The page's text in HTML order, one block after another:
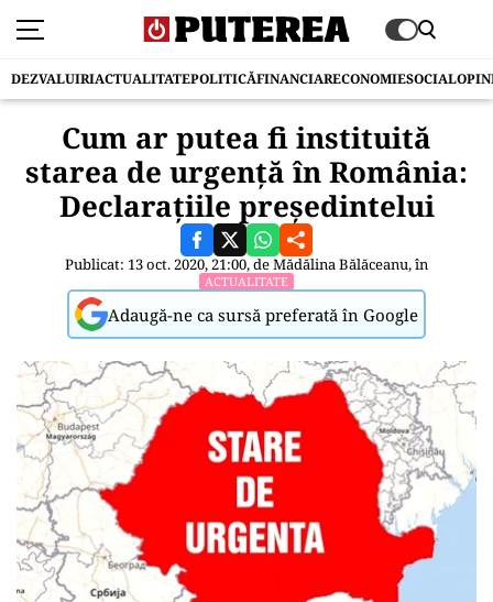
DEZVALUIRIACTUALITATEPOLITICĂFINANCIARECONOMIESOCIAL
Cum ar putea fi instituită
starea de urgență în România:
Declarațiile președintelui
Publicat: 13 oct. 2020, 21:00, deMădălina Bălăceanu, în
ACTUALITATE
Adaugă-ne ca sursă preferată în Google